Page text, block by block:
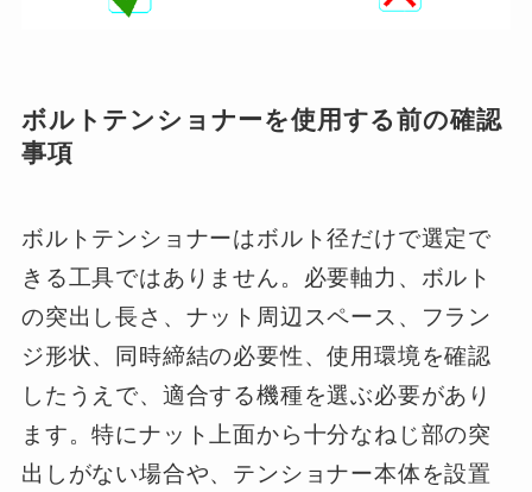
ボルトテンショナーを使用する前の確認
事項
ボルトテンショナーはボルト径だけで選定で
きる工具ではありません。必要軸力、ボルト
の突出し長さ、ナット周辺スペース、フラン
ジ形状、同時締結の必要性、使用環境を確認
したうえで、適合する機種を選ぶ必要があり
ます。特にナット上面から十分なねじ部の突
出しがない場合や、テンショナー本体を設置